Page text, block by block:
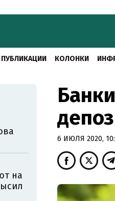
ПУБЛИКАЦИИ КОЛОНКИ
6 ИЮЛЯ 2020,
на